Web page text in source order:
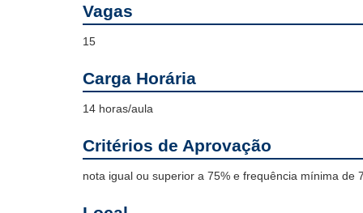
Vagas
15
Carga Horária
14 horas/aula
Critérios de Aprovação
nota igual ou superior a 75% e frequência mínima de